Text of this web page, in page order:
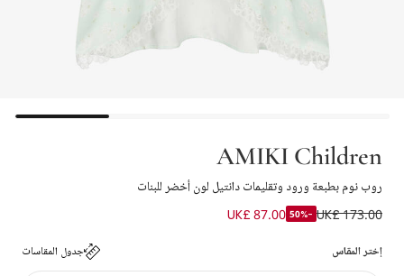
AMIKI Children
روب نوم بطبعة ورود وتقليمات دانتيل لون أخضر للبنات
UK£ 173.00
-50%
UK£ 87.00
إختر المقاس جدول المقاسات